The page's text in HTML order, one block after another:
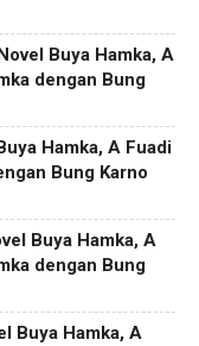
Buya Hamka, A
dengan Bung
Hamka, A Fuadi
Bung Karno
Buya Hamka, A
dengan Bung
Buya Hamka, A